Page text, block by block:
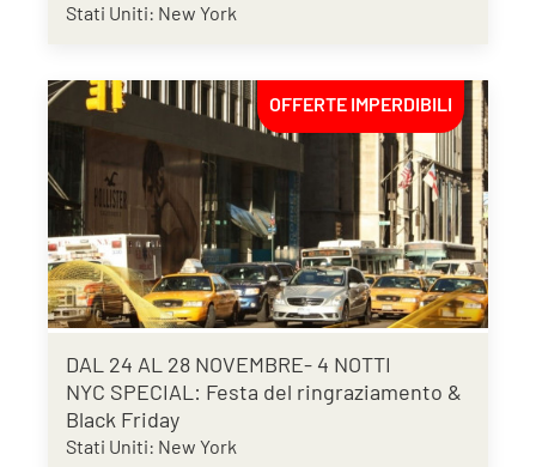
Stati Uniti: New York
OFFERTE IMPERDIBILI
DAL 24 AL 28 NOVEMBRE- 4 NOTTI
NYC SPECIAL: Festa del ringraziamento &
Black Friday
Stati Uniti: New York